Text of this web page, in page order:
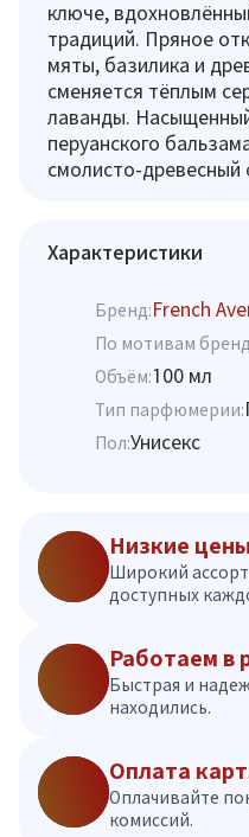
ключе,
традиций. Пряное
мяты, базилика и
сменяется тёплым
лаванды.
перуанского
смолисто-древесный
Характеристики
Бренд:French
По мотивам
Объём:100 мл
Тип парфюмерии:
Пол:Унисекс
Низкие цены
Широкий
доступных
Работаем в
Быстрая и
находились.
Оплата
Оплачивайте
комиссий.